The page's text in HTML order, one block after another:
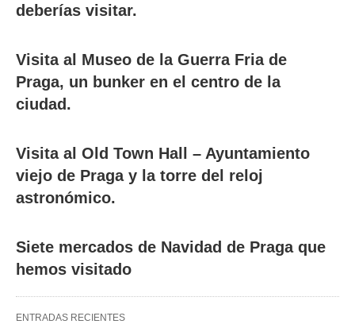
deberías visitar.
Visita al Museo de la Guerra Fria de
Praga, un bunker en el centro de la
ciudad.
Visita al Old Town Hall – Ayuntamiento
viejo de Praga y la torre del reloj
astronómico.
Siete mercados de Navidad de Praga que
hemos visitado
ENTRADAS RECIENTES